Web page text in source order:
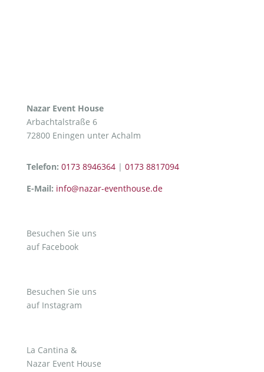
Nazar Event House
Arbachtalstraße 6
72800 Eningen unter Achalm
Telefon: 0173 8946364| 0173 8817094
E-Mail: info@nazar-eventhouse.de
Besuchen Sie uns
auf Facebook
Besuchen Sie uns
auf Instagram
La Cantina &
Nazar Event House